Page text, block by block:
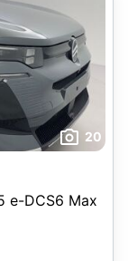
20
e-DCS6 Max